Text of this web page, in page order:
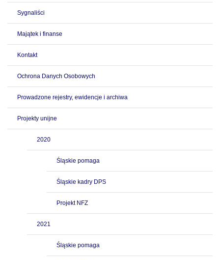
Sygnaliści
Majątek i finanse
Kontakt
Ochrona Danych Osobowych
Prowadzone rejestry, ewidencje i archiwa
Projekty unijne
2020
Śląskie pomaga
Śląskie kadry DPS
Projekt NFZ
2021
Śląskie pomaga